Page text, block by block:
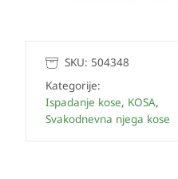
SKU: 504348
Kategorije:
Ispadanje kose, KOSA,
Svakodnevna njega kose